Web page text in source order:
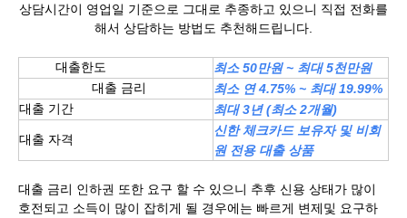
상담시간이 영업일 기준으로 그대로 추종하고 있으니 직접 전화를
해서 상담하는 방법도 추천해드립니다.
대출한도
최소 50만원 ~ 최대 5천만원
대출 금리
최소 연 4.75% ~ 최대 19.99%
대출 기간
최대 3년 (최소 2개월)
대출 자격
신한 체크카드 보유자 및 비회
원 전용 대출 상품
대출 금리 인하권 또한 요구 할 수 있으니 추후 신용 상태가 많이
호전되고 소득이 많이 잡히게 될 경우에는 빠르게 변제및 요구하